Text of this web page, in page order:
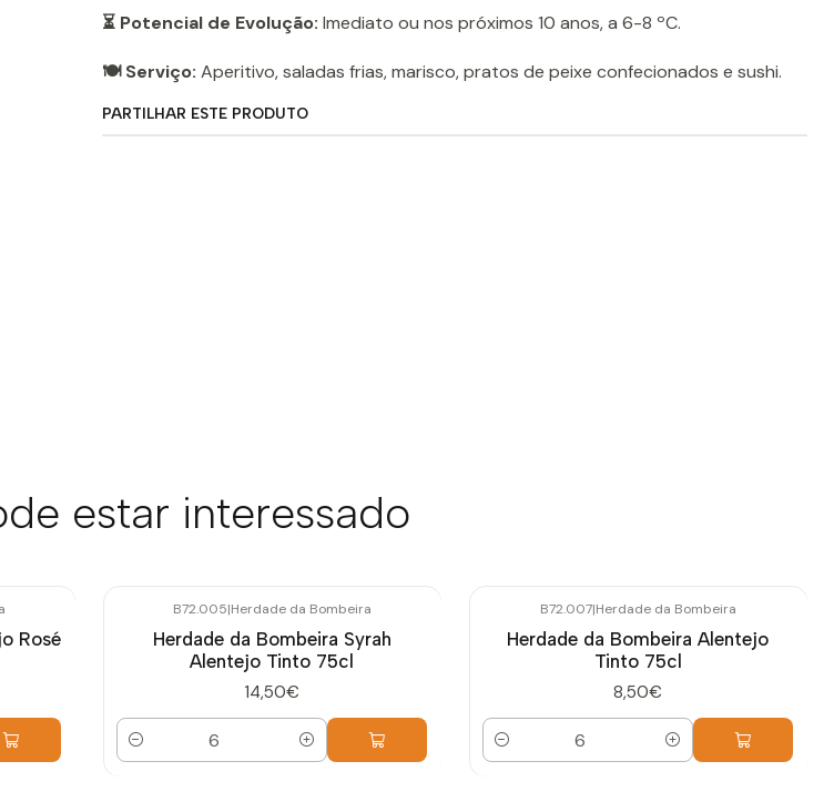
⏳ Potencial de Evolução: Imediato ou nos próximos 10 anos, a 6-8 ºC.
🍽️ Serviço: Aperitivo, saladas frias, marisco, pratos de peixe confecionados e sushi.
PARTILHAR ESTE PRODUTO
estar interessado
Rosé
B72.005|Herdade da Bombeira
Herdade da Bombeira Syrah
Alentejo Tinto 75cl
14,50€
Quantidade
B72.007|Herdade da Bombeira
Herdade da Bombeira Alentejo
Tinto 75cl
8,50€
Quantidade